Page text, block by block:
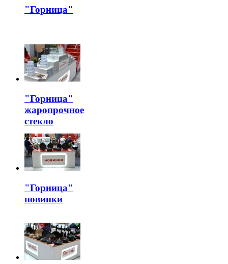
"Горница"
"Горница"
жаропрочное
стекло
"Горница"
новинки